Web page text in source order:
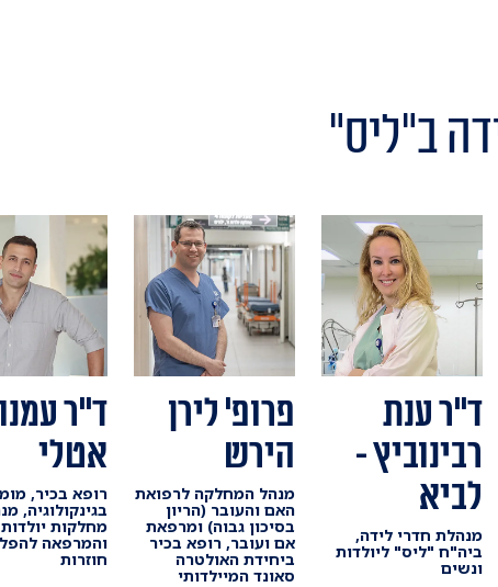
ב"ליס"
ד"ר ענת
רבינוביץ -
לביא
מנהלת חדרי לידה,
ביה"ח "ליס" ליולדות
ונשים
פרופ' לירן
הירש
מנהל המחלקה לרפואת
האם והעובר (הריון
בסיכון גבוה) ומרפאת
אם ועובר, רופא בכיר
ביחידת האולטרה
סאונד המיילדותי
ד"ר
אטלי
רופא בכיר,
בגינקולוגיה,
מחלקות יולדות
והמרפאה
חוזרות